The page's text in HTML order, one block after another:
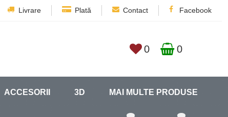
Livrare Plată Contact Facebook
0 0
ACCESORII 3D MAI MULTE PRODUSE